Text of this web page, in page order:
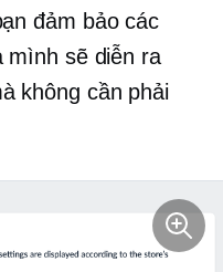
đảm bảo các
mình sẽ diễn ra
không cần phải